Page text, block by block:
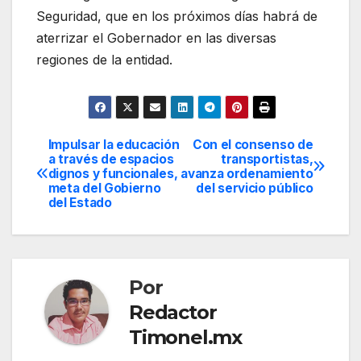
Seguridad, que en los próximos días habrá de
aterrizar el Gobernador en las diversas
regiones de la entidad.
Navegación
de
Con el consenso de
transportistas,
avanza ordenamiento
del servicio público
Impulsar la educación
a través de espacios
dignos y funcionales,
meta del Gobierno
del Estado
Por
Redactor
Timonel.mx